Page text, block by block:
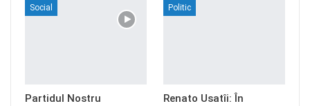
Social
Partidul Nostru
Politic
Renato Usatîi: În